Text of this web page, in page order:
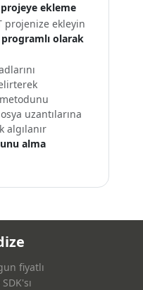
ekleme
projenize ekleyin
programlı olarak
uzantılarına
algılanır
alma
fiyatlı